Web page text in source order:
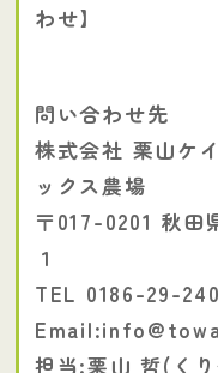
わせ】
問い合わせ先
株式会社 栗山ケ
ックス農場
〒017-0201 秋田
１
TEL 0186-29-
担当:栗山 哲(く